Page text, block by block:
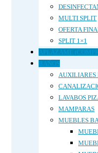
MULTI SPLIT
OFERTA
SPLIT 1×1
APLÁZAME
BAÑOS
AUXILIARES
LAVABOS
MAMPARAS
MUEBLES